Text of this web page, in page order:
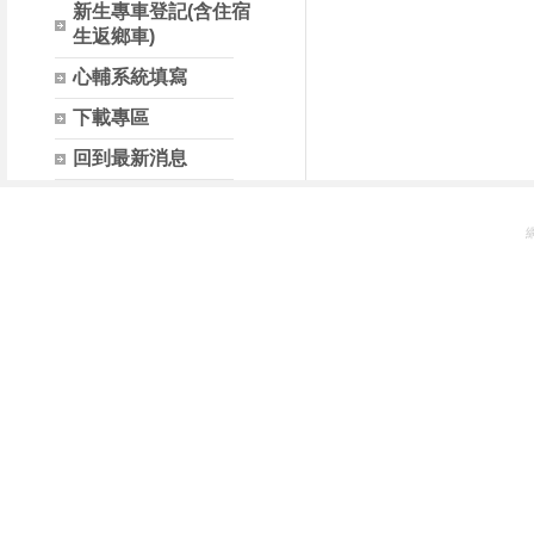
新生專車登記(含住宿
生返鄉車)
心輔系統填寫
下載專區
回到最新消息